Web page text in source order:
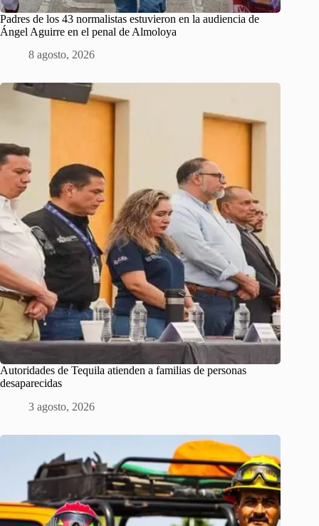
Padres de los 43 normalistas estuvieron en la audiencia de
Ángel Aguirre en el penal de Almoloya
8 agosto, 2026
Autoridades de Tequila atienden a familias de personas
desaparecidas
3 agosto, 2026